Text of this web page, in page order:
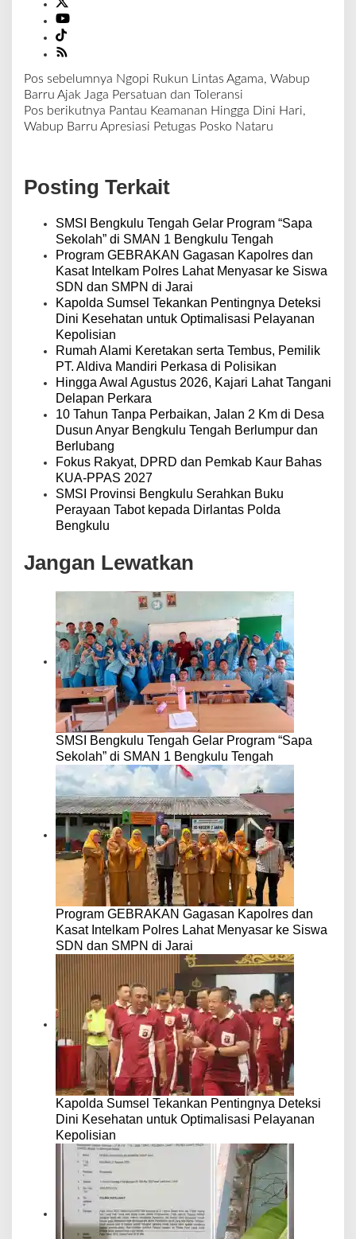
N
a
v
a
s
Pos sebelumnya Ngopi Rukun Lintas Agama, Wabup
Barru Ajak Jaga Persatuan dan Toleransi
Pos berikutnya Pantau Keamanan Hingga Dini Hari,
Wabup Barru Apresiasi Petugas Posko Nataru
Posting Terkait
SMSI Bengkulu Tengah Gelar Program “Sapa
Sekolah” di SMAN 1 Bengkulu Tengah
Program GEBRAKAN Gagasan Kapolres dan
Kasat Intelkam Polres Lahat Menyasar ke Siswa
SDN dan SMPN di Jarai
Kapolda Sumsel Tekankan Pentingnya Deteksi
Dini Kesehatan untuk Optimalisasi Pelayanan
Kepolisian
Rumah Alami Keretakan serta Tembus, Pemilik
PT. Aldiva Mandiri Perkasa di Polisikan
Hingga Awal Agustus 2026, Kajari Lahat Tangani
Delapan Perkara
10 Tahun Tanpa Perbaikan, Jalan 2 Km di Desa
Dusun Anyar Bengkulu Tengah Berlumpur dan
Berlubang
Fokus Rakyat, DPRD dan Pemkab Kaur Bahas
KUA-PPAS 2027
SMSI Provinsi Bengkulu Serahkan Buku
Perayaan Tabot kepada Dirlantas Polda
Bengkulu
Jangan Lewatkan
SMSI Bengkulu Tengah Gelar Program “Sapa
Sekolah” di SMAN 1 Bengkulu Tengah
Program GEBRAKAN Gagasan Kapolres dan
Kasat Intelkam Polres Lahat Menyasar ke Siswa
SDN dan SMPN di Jarai
Kapolda Sumsel Tekankan Pentingnya Deteksi
Dini Kesehatan untuk Optimalisasi Pelayanan
Kepolisian